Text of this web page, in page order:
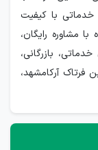
خدماتی با کیفیت
مشاوره رایگان،
بازرگانی،
فرتاک آرکامشهد،